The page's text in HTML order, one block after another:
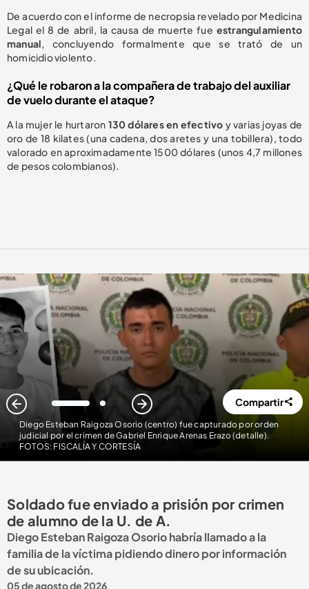
De acuerdo con el informe de necropsia revelado por Medicina
Legal el 8 de abril, la causa de muerte fue estrangulamiento
manual, concluyendo formalmente que se trató de un
homicidio violento.
¿Qué le robaron a la compañera de trabajo del auxiliar
de vuelo durante el ataque?
A la mujer le hurtaron 130 dólares en efectivo y varias joyas de
oro de 18 kilates (una cadena, dos aretes y una tobillera), todo
valorado en aproximadamente 1500 dólares (unos 4,7 millones
de pesos colombianos).
Diego Esteban Raigoza Osorio (centro) fue capturado por orden
judicial por el crimen de Gabriel Enrique Arenas Erazo (detalle).
FOTOS: FISCALÍA Y CORTESÍA
1 2 Compartir
Soldado fue enviado a prisión por crimen
de alumno de la U. de A.
Diego Esteban Raigoza Osorio habría llamado a la
familia de la víctima pidiendo dinero por información
de su ubicación.
05 de agosto de 2026